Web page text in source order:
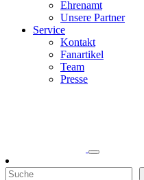
Ehrenamt
Unsere Partner
Service
Kontakt
Fanartikel
Team
Presse
Suchen